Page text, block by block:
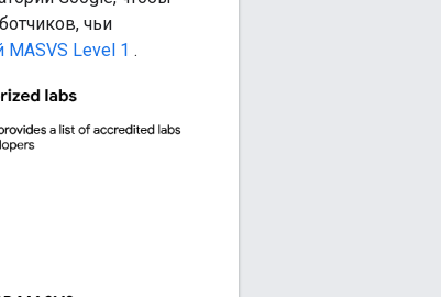
чьи
MASVS Level 1 .